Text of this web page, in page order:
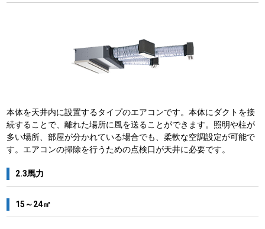
本体を天井内に設置するタイプのエアコンです。本体にダクトを接
続することで、離れた場所に風を送ることができます。照明や柱が
多い場所、部屋が分かれている場合でも、柔軟な空調設定が可能で
す。エアコンの掃除を行うための点検口が天井に必要です。
2.3馬力
15～24㎡